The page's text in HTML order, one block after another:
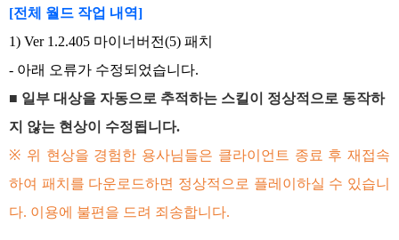
[전체 월드 작업 내역]
1) Ver 1.2.405 마이너버전(5) 패치
- 아래 오류가 수정되었습니다.
■ 일부 대상을 자동으로 추적하는 스킬이 정상적으로 동작하
지 않는 현상이 수정됩니다.
※ 위 현상을 경험한 용사님들은 클라이언트 종료 후 재접속
하여 패치를 다운로드하면 정상적으로 플레이하실 수 있습니
다. 이용에 불편을 드려 죄송합니다.